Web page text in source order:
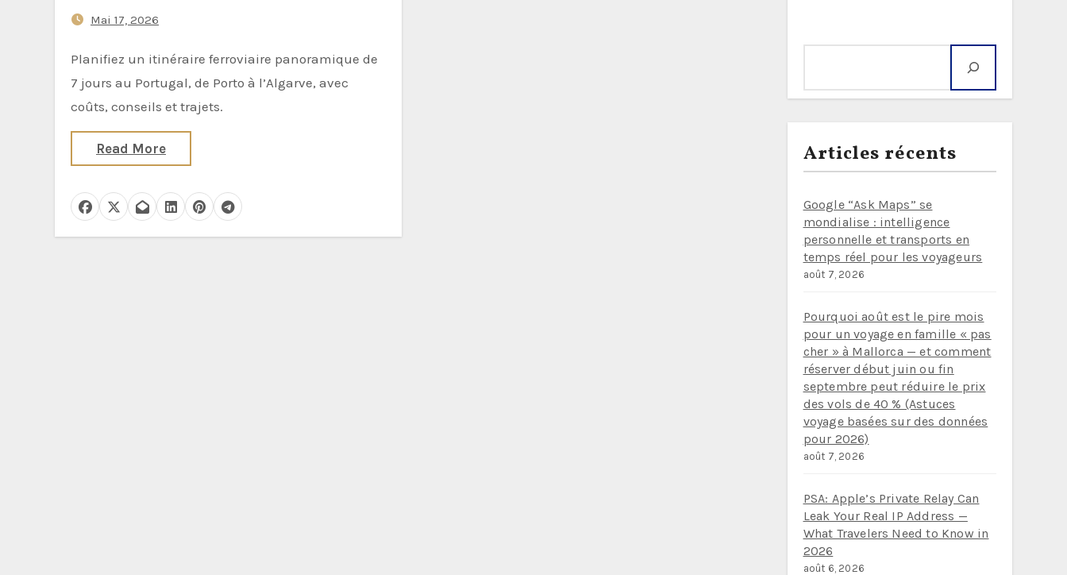
Mai 17, 2026
Planifiez un itinéraire ferroviaire panoramique de
7 jours au Portugal, de Porto à l’Algarve, avec
coûts, conseils et trajets.
Read More Articles récents
Google “Ask Maps” se
mondialise : intelligence
personnelle et transports en
temps réel pour les voyageurs
août 7, 2026
Pourquoi août est le pire mois
pour un voyage en famille « pas
cher » à Mallorca — et comment
réserver début juin ou fin
septembre peut réduire le prix
des vols de 40 % (Astuces
voyage basées sur des données
pour 2026)
août 7, 2026
PSA: Apple’s Private Relay Can
Leak Your Real IP Address —
What Travelers Need to Know in
2026
août 6, 2026